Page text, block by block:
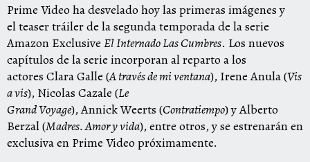
Prime Video ha desvelado hoy las primeras imágenes y
el teaser tráiler de la segunda temporada de la serie
Amazon Exclusive El Internado Las Cumbres. Los nuevos
capítulos de la serie incorporan al reparto a los
actores Clara Galle (A través de mi ventana), Irene Anula(Vis
a vis), Nicolas Cazale (Le
Grand Voyage),Annick Weerts (Contratiempo) yAlberto
Berzal(Madres. Amor y vida), entre otros, y se estrenarán en
exclusiva en Prime Video próximamente.